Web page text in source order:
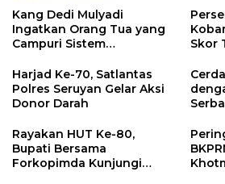
Kang Dedi Mulyadi
Ingatkan Orang Tua yang
Campuri Sistem
Antara Hak, Batas, dan
Etika Hukum Pendidikan
Skor
Harjad Ke-70, Satlantas
Polres Seruyan Gelar Aksi
Donor Darah
Rayakan HUT Ke-80,
Bupati Bersama
Forkopimda Kunjungi